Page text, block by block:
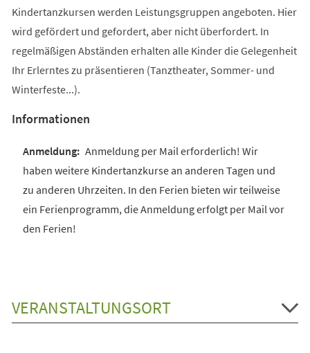
Kindertanzkursen werden Leistungsgruppen angeboten. Hier
wird gefördert und gefordert, aber nicht überfordert. In
regelmäßigen Abständen erhalten alle Kinder die Gelegenheit
Ihr Erlerntes zu präsentieren (Tanztheater, Sommer- und
Winterfeste...).
Informationen
Anmeldung per Mail erforderlich! Wir
haben weitere Kindertanzkurse an anderen Tagen und
zu anderen Uhrzeiten. In den Ferien bieten wir teilweise
ein Ferienprogramm, die Anmeldung erfolgt per Mail vor
den Ferien!
VERANSTALTUNGSORT